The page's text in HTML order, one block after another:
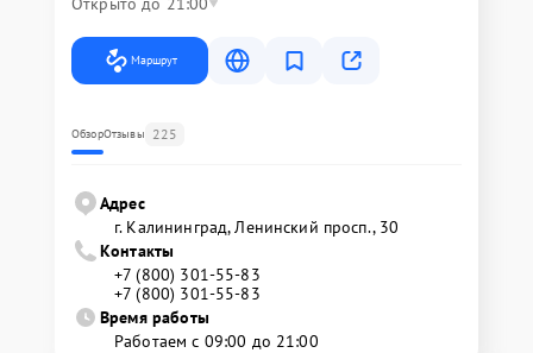
Маршрут
ОбзорОтзывы 225
Адрес
г. Калининград, Ленинский просп., 30
Контакты
+7 (800) 301-55-83
+7 (800) 301-55-83
Время работы
Работаем с 09:00 до 21:00